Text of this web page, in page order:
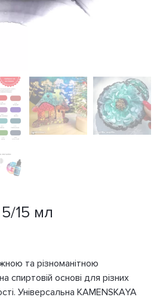
15 мл
та різноманітною
спиртовій основі для різних
Універсальна KAMENSKAYA